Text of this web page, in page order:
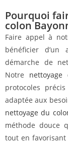
Pourquoi
colon
Faire appel à
bénéficier d’un
démarche de
Notre nettoyage
protocoles
adaptée aux
nettoyage du
méthode douce
tout en favorisant